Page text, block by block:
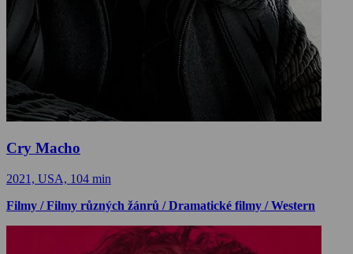
Cry Macho
2021, USA, 104 min
Filmy / Filmy různých žánrů / Dramatické filmy / Western